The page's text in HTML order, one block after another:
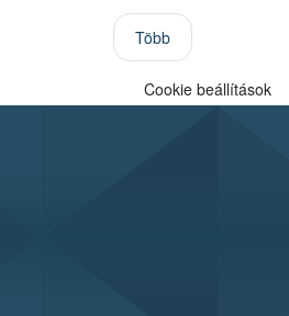
Több
Cookie beállítások